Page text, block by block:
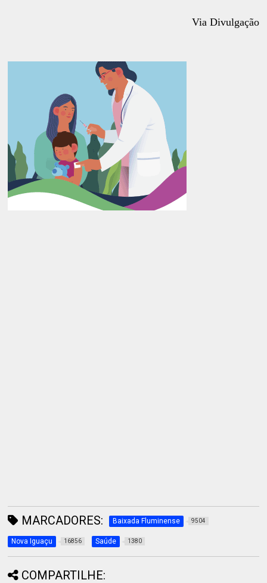
Via Divulgação
MARCADORES: Baixada Fluminense 9504
Nova Iguaçu 16856 Saúde 1380
COMPARTILHE: